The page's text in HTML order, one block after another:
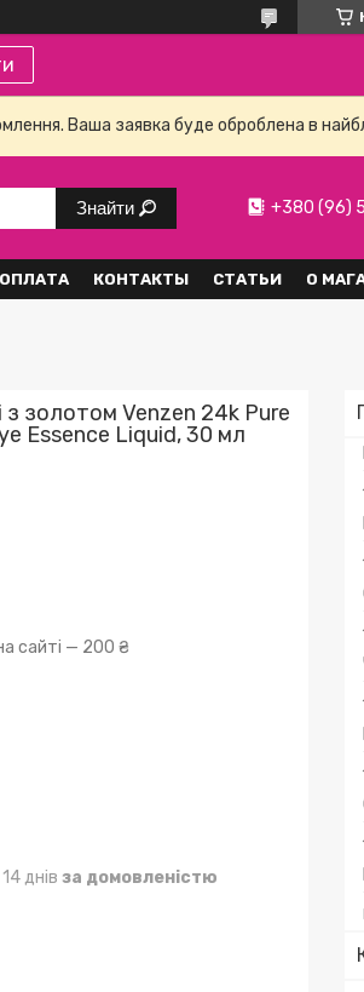
Ваша заявка буде оброблена в
Знайти +380 (96)
КОНТАКТЫ СТАТЬИ О
з золотом Venzen 24k Pure
Essence Liquid, 30 мл
сайті — 200 ₴
днів за домовленістю